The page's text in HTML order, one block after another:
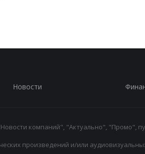
Новости
компаний", "Актуально", "Промо",
произведений и/или